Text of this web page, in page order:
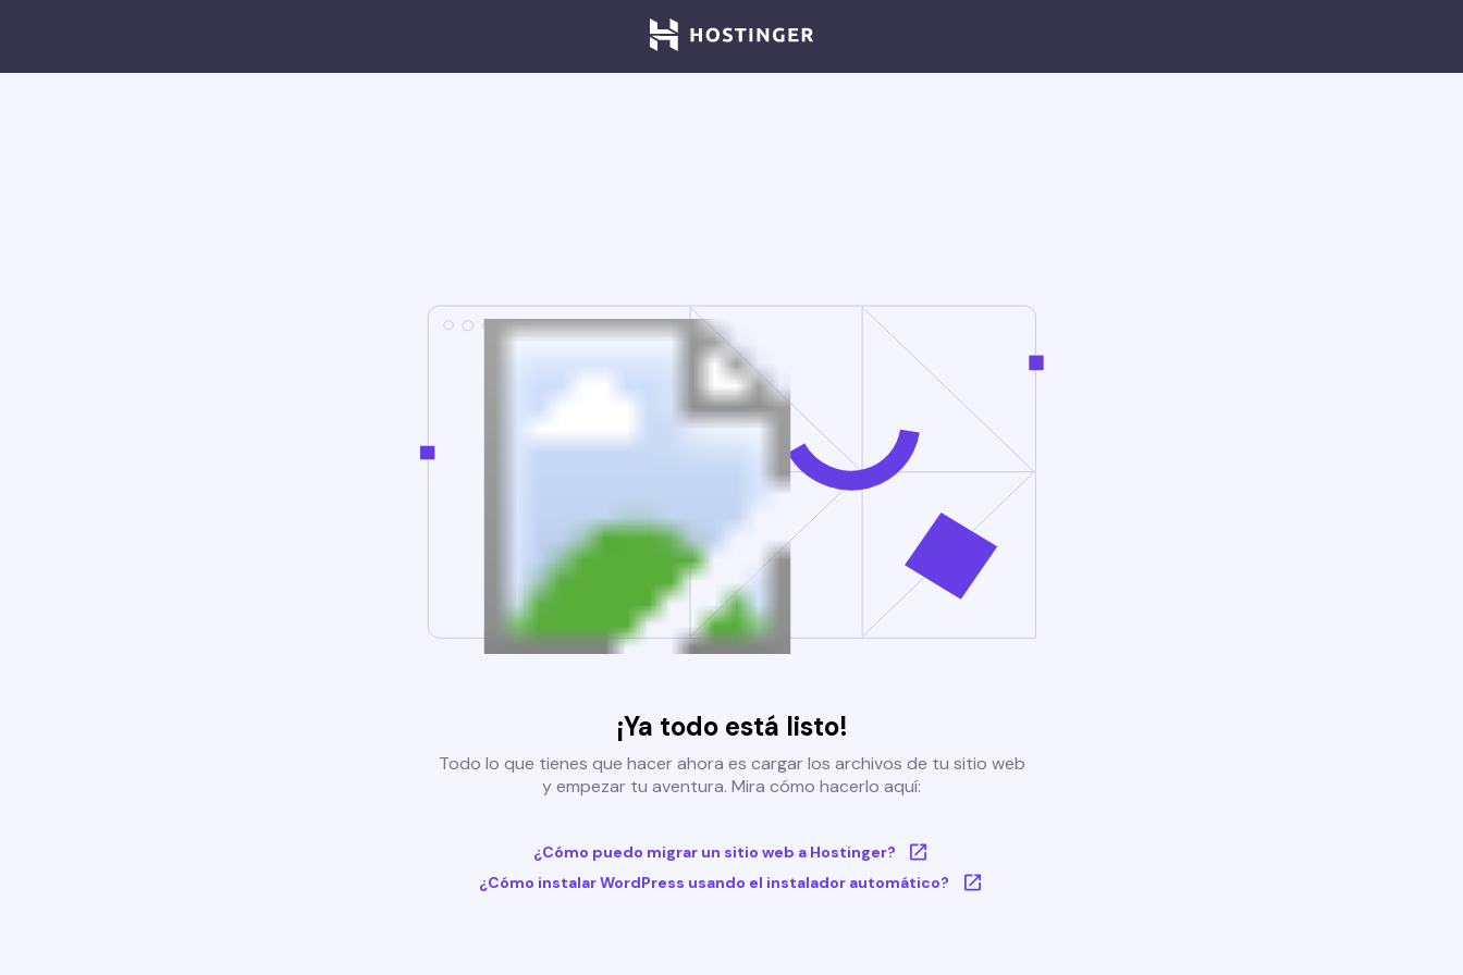
¡Ya todo está listo!
Todo lo que tienes que hacer ahora es cargar los archivos de tu sitio web
y empezar tu aventura. Mira cómo hacerlo aquí:
¿Cómo puedo migrar un sitio web a Hostinger?
¿Cómo instalar WordPress usando el instalador automático?